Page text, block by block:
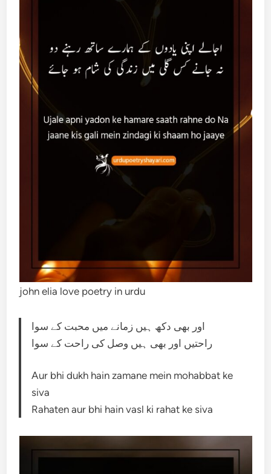
john elia love poetry in urdu
اور بھی دکھ ہیں زمانے میں محبت کے سوا
راحتیں اور بھی ہیں وصل کی راحت کے سوا
Aur bhi dukh hain zamane mein mohabbat ke
siva
Rahaten aur bhi hain vasl ki rahat ke siva